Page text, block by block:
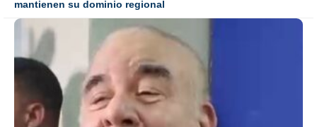
mantienen su dominio regional